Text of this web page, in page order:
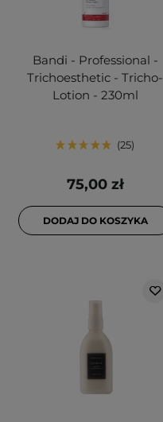
Bandi - Professional -
Trichoesthetic - Tricho-
Lotion - 230ml
25
75,00 zł
DODAJ DO KOSZYKA